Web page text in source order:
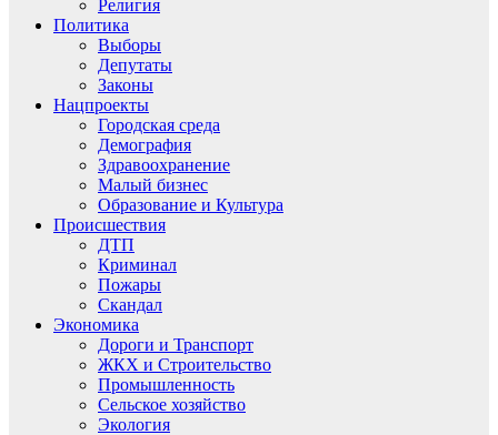
Религия
Политика
Выборы
Депутаты
Законы
Нацпроекты
Городская среда
Демография
Здравоохранение
Малый бизнес
Образование и Культура
Происшествия
ДТП
Криминал
Пожары
Скандал
Экономика
Дороги и Транспорт
ЖКХ и Строительство
Промышленность
Сельское хозяйство
Экология